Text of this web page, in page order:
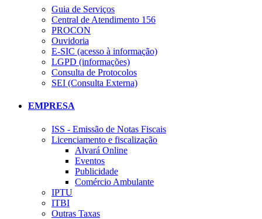
Guia de Serviços
Central de Atendimento 156
PROCON
Ouvidoria
E-SIC (acesso à informação)
LGPD (informações)
Consulta de Protocolos
SEI (Consulta Externa)
EMPRESA
ISS - Emissão de Notas Fiscais
Licenciamento e fiscalização
Alvará Online
Eventos
Publicidade
Comércio Ambulante
IPTU
ITBI
Outras Taxas